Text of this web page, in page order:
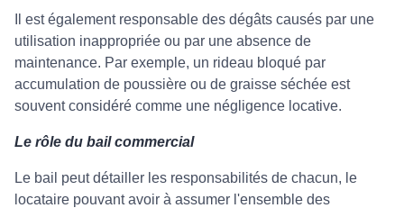
Il est également responsable des dégâts causés par une
utilisation inappropriée ou par une absence de
maintenance. Par exemple, un rideau bloqué par
accumulation de poussière ou de graisse séchée est
souvent considéré comme une négligence locative.
Le rôle du bail commercial
Le bail peut détailler les responsabilités de chacun, le
locataire pouvant avoir à assumer l'ensemble des